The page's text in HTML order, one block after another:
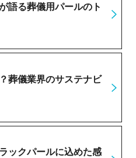
語る葬儀用パールのト
葬儀業界のサステナビ
ックパールに込めた感